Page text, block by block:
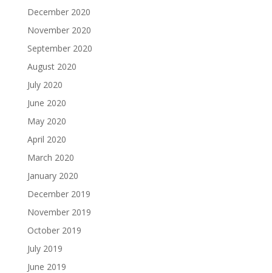
December 2020
November 2020
September 2020
August 2020
July 2020
June 2020
May 2020
April 2020
March 2020
January 2020
December 2019
November 2019
October 2019
July 2019
June 2019